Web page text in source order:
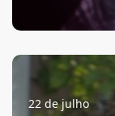
22 de julho